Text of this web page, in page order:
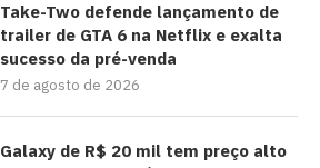
Take-Two defende lançamento de
trailer de GTA 6 na Netflix e exalta
sucesso da pré-venda
7 de agosto de 2026
Galaxy de R$ 20 mil tem preço alto